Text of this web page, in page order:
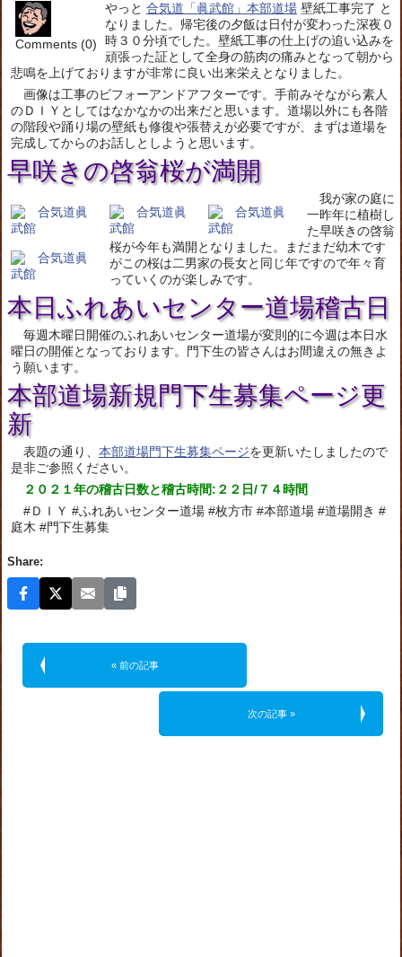
Comments (0)
やっと 合気道「眞武館」本部道場 壁紙工事完了 と
なりました。帰宅後の夕飯は日付が変わった深夜０
時３０分頃でした。壁紙工事の仕上げの追い込みを
頑張った証として全身の筋肉の痛みとなって朝から
悲鳴を上げておりますが非常に良い出来栄えとなりました。
画像は工事のビフォーアンドアフターです。手前みそながら素人
のＤＩＹとしてはなかなかの出来だと思います。道場以外にも各階
の階段や踊り場の壁紙も修復や張替えが必要ですが、まずは道場を
完成してからのお話しとしようと思います。
早咲きの啓翁桜が満開
我が家の庭に
一昨年に植樹し
た早咲きの啓翁
桜が今年も満開となりました。まだまだ幼木です
がこの桜は二男家の長女と同じ年ですので年々育
っていくのが楽しみです。
本日ふれあいセンター道場稽古日
毎週木曜日開催のふれあいセンター道場が変則的に今週は本日水
曜日の開催となっております。門下生の皆さんはお間違えの無きよ
う願います。
本部道場新規門下生募集ページ更
新
表題の通り、 本部道場門下生募集ページを更新いたしましたので
是非ご参照ください。
２０２１年の稽古日数と稽古時間:２２日/７４時間
#ＤＩＹ #ふれあいセンター道場 #枚方市 #本部道場 #道場開き #
庭木 #門下生募集
Share:
« 前の記事
次の記事 »